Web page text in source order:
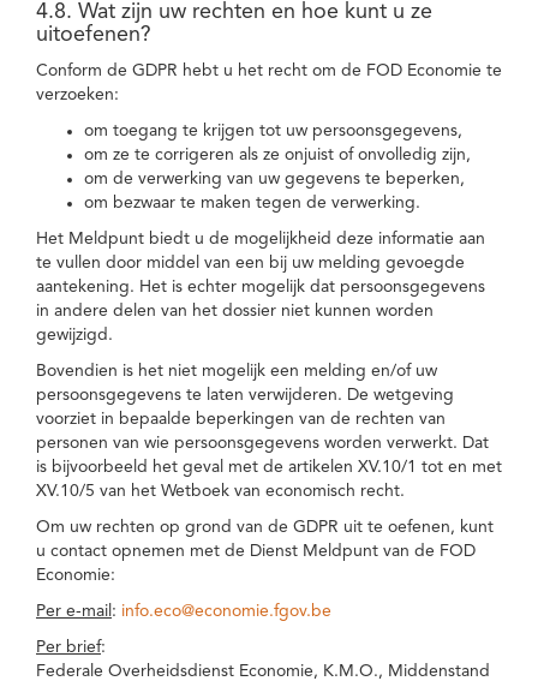
4.8. Wat zijn uw rechten en hoe kunt u ze
uitoefenen?
Conform de GDPR hebt u het recht om de FOD Economie te
verzoeken:
om toegang te krijgen tot uw persoonsgegevens,
om ze te corrigeren als ze onjuist of onvolledig zijn,
om de verwerking van uw gegevens te beperken,
om bezwaar te maken tegen de verwerking.
Het Meldpunt biedt u de mogelijkheid deze informatie aan
te vullen door middel van een bij uw melding gevoegde
aantekening. Het is echter mogelijk dat persoonsgegevens
in andere delen van het dossier niet kunnen worden
gewijzigd.
Bovendien is het niet mogelijk een melding en/of uw
persoonsgegevens te laten verwijderen. De wetgeving
voorziet in bepaalde beperkingen van de rechten van
personen van wie persoonsgegevens worden verwerkt. Dat
is bijvoorbeeld het geval met de artikelen XV.10/1 tot en met
XV.10/5 van het Wetboek van economisch recht.
Om uw rechten op grond van de GDPR uit te oefenen, kunt
u contact opnemen met de Dienst Meldpunt van de FOD
Economie:
Per e-mail : info.eco@economie.fgov.be
Per brief:
Federale Overheidsdienst Economie, K.M.O., Middenstand